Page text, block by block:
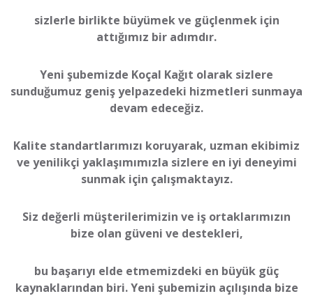
sizlerle birlikte büyümek ve güçlenmek için
attığımız bir adımdır.
Yeni şubemizde Koçal Kağıt olarak sizlere
sunduğumuz geniş yelpazedeki hizmetleri sunmaya
devam edeceğiz.
Kalite standartlarımızı koruyarak, uzman ekibimiz
ve yenilikçi yaklaşımımızla sizlere en iyi deneyimi
sunmak için çalışmaktayız.
Siz değerli müşterilerimizin ve iş ortaklarımızın
bize olan güveni ve destekleri,
bu başarıyı elde etmemizdeki en büyük güç
kaynaklarından biri. Yeni şubemizin açılışında bize